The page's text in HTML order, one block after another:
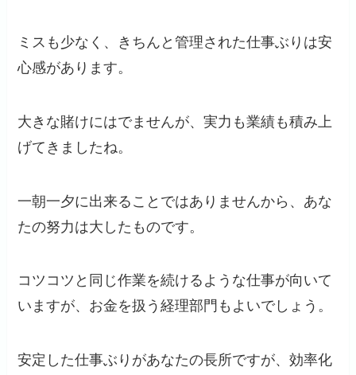
ミスも少なく、きちんと管理された仕事ぶりは安
心感があります。
大きな賭けにはでませんが、実力も業績も積み上
げてきましたね。
一朝一夕に出来ることではありませんから、あな
たの努力は大したものです。
コツコツと同じ作業を続けるような仕事が向いて
いますが、お金を扱う経理部門もよいでしょう。
安定した仕事ぶりがあなたの長所ですが、効率化